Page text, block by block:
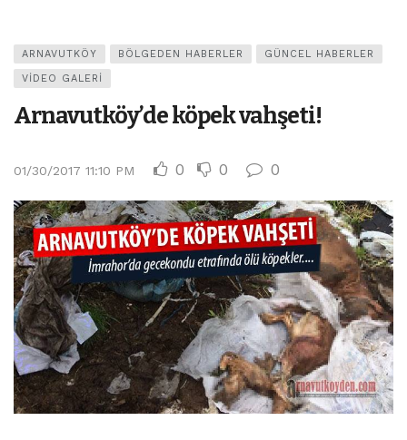
ARNAVUTKÖY BÖLGEDEN HABERLER GÜNCEL HABERLER
VIDEO GALERI
Arnavutköy’de köpek vahşeti!
01/30/2017 11:10 PM 0 0 0